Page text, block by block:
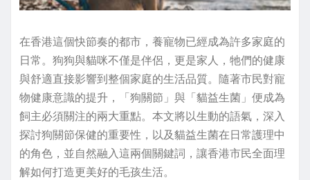
在香港這個快節奏的都市，養寵物已經成為許多家庭的
日常。狗狗與貓咪不僅是伴侶，更是家人，牠們的健康
與舒適直接影響到整個家庭的生活品質。隨著市民對寵
物健康意識的提升，「狗關節」與「貓益生菌」便成為
飼主必須關注的兩大重點。本文將以生動的語氣，深入
探討狗關節保健的重要性，以及貓益生菌在日常護理中
的角色，並自然融入這兩個關鍵詞，讓香港市民全面理
解如何打造更美好的毛孩生活。